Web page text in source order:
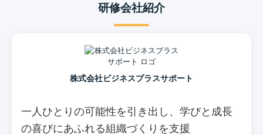
研修会社紹介
株式会社ビジネスプラスサポート
一人ひとりの可能性を引き出し、学びと成長
の喜びにあふれる組織づくりを支援